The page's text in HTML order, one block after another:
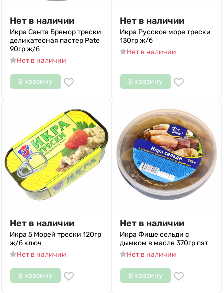
Нет в наличии
Икра Санта Бремор трески
деликатесная пастер Pate
90гр ж/б
Нет в наличии
В корзину
Нет в наличии
Икра Русское море трески
130гр ж/б
Нет в наличии
В корзину
Нет в наличии
Икра 5 Морей трески 120гр
ж/б ключ
Нет в наличии
В корзину
Нет в наличии
Икра Фише сельди с
дымком в масле 370гр пэт
Нет в наличии
В корзину